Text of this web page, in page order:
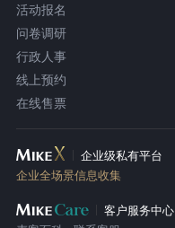
活动报名
问卷调研
行政人事
线上预约
在线售票
企业级私有平台
企业全场景信息收集
客户服务中心